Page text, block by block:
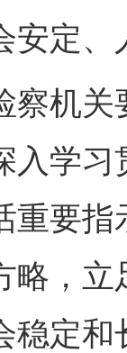
安定、
机关
入学
重要
略，
稳定